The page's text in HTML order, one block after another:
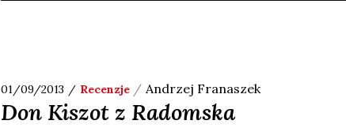
01/09/2013 Recenzje Andrzej Franaszek
Don Kiszot z Radomska